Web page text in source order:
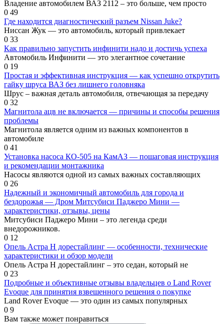
Владение автомобилем ВАЗ 2112 – это больше, чем просто
0 49
Где находится диагностический разъем Nissan Juke?
Ниссан Жук — это автомобиль, который привлекает
0 33
Как правильно запустить инфинити надо и достичь успеха
Автомобиль Инфинити — это элегантное сочетание
0 19
Простая и эффективная инструкция — как успешно открутить
гайку шруса ВАЗ без лишнего головняка
Шрус – важная деталь автомобиля, отвечающая за передачу
0 32
Магнитола aцв не включается — причины и способы решения
проблемы
Магнитола является одним из важных компонентов в
автомобиле
0 41
Установка насоса КО-505 на КамАЗ — пошаговая инструкция
и рекомендации монтажника
Насосы являются одной из самых важных составляющих
0 26
Надежный и экономичный автомобиль для города и
бездорожья — Дром Митсубиси Паджеро Мини —
характеристики, отзывы, цены
Митсубиси Паджеро Мини – это легенда среди
внедорожников.
0 12
Опель Астра H дорестайлинг — особенности, технические
характеристики и обзор модели
Опель Астра H дорестайлинг – это седан, который не
0 23
Подробные и объективные отзывы владельцев о Land Rover
Evoque для принятия взвешенного решения о покупке
Land Rover Evoque — это один из самых популярных
0 9
Вам также может понравиться